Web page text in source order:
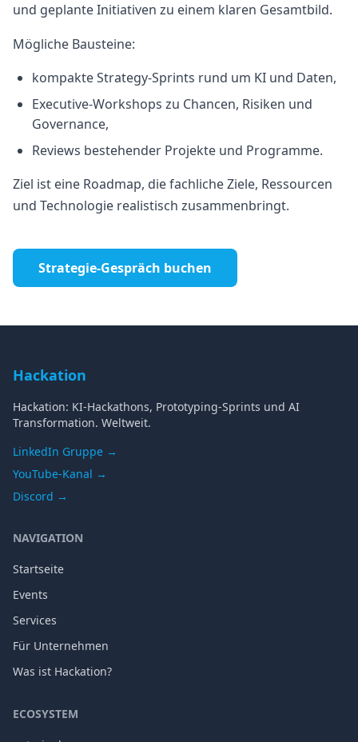
und geplante Initiativen zu einem klaren Gesamtbild.
Mögliche Bausteine:
kompakte Strategy-Sprints rund um KI und Daten,
Executive-Workshops zu Chancen, Risiken und
Governance,
Reviews bestehender Projekte und Programme.
Ziel ist eine Roadmap, die fachliche Ziele, Ressourcen
und Technologie realistisch zusammenbringt.
Strategie-Gespräch buchen
Hackation
Hackation: KI-Hackathons, Prototyping-Sprints und AI
Transformation. Weltweit.
LinkedIn Gruppe →
YouTube-Kanal →
Discord →
NAVIGATION
Startseite
Events
Services
Für Unternehmen
Was ist Hackation?
ECOSYSTEM